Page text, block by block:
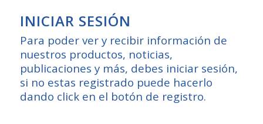
INICIAR SESIÓN
Para poder ver y recibir información de
nuestros productos, noticias,
publicaciones y más, debes iniciar sesión,
si no estas registrado puede hacerlo
dando click en el botón de registro.